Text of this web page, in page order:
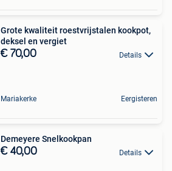
Grote kwaliteit roestvrijstalen kookpot,
deksel en vergiet
€ 70,00 Details
Mariakerke Eergisteren
Demeyere Snelkookpan
€ 40,00 Details